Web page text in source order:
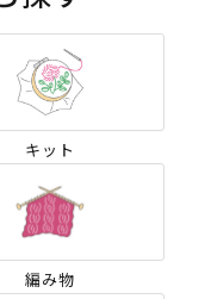
キット
編み物